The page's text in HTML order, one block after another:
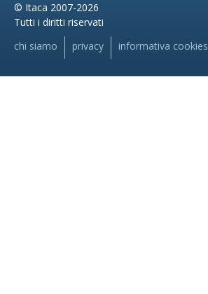
© Itaca 2007-2026
Tutti i diritti riservati
chi siamo privacy informativa cookies